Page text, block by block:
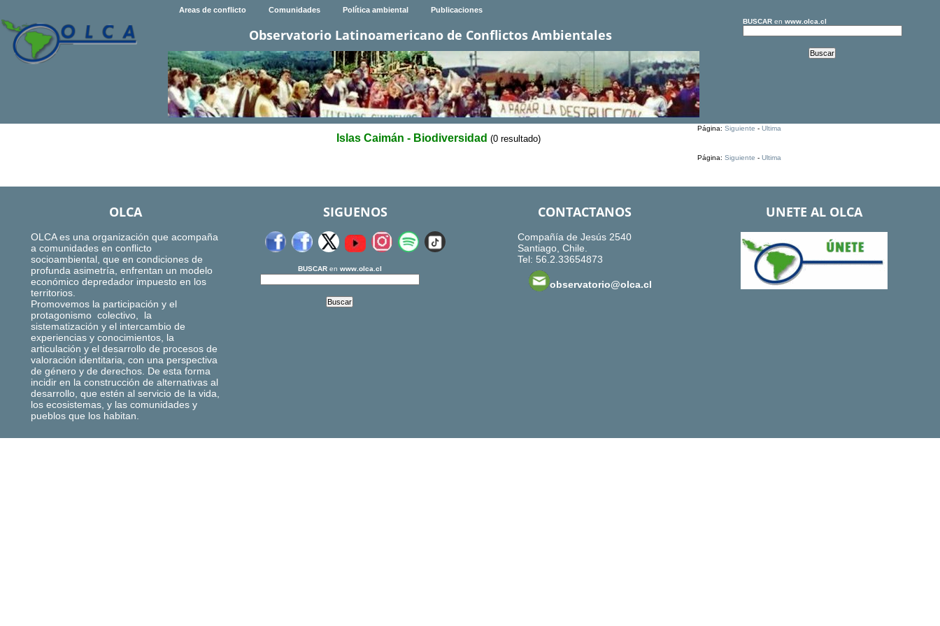
Areas de conflicto Comunidades Política ambiental Publicaciones
Observatorio Latinoamericano de Conflictos Ambientales
BUSCARen www.olca.cl
Página: Siguiente - Ultima
Islas Caimán - Biodiversidad (0 resultado)
Página: Siguiente - Ultima
OLCA
OLCA es una organización que acompaña
a comunidades en conflicto
socioambiental, que en condiciones de
profunda asimetría, enfrentan un modelo
económico depredador impuesto en los
territorios.
Promovemos la participación y el
protagonismo colectivo, la
sistematización y el intercambio de
experiencias y conocimientos, la
articulación y el desarrollo de procesos de
valoración identitaria, con una perspectiva
de género y de derechos. De esta forma
incidir en la construcción de alternativas al
desarrollo, que estén al servicio de la vida,
los ecosistemas, y las comunidades y
pueblos que los habitan.
SIGUENOS
BUSCARen www.olca.cl
CONTACTANOS
Compañía de Jesús 2540
Santiago, Chile.
Tel: 56.2.33654873
observatorio@olca.cl
UNETE AL OLCA